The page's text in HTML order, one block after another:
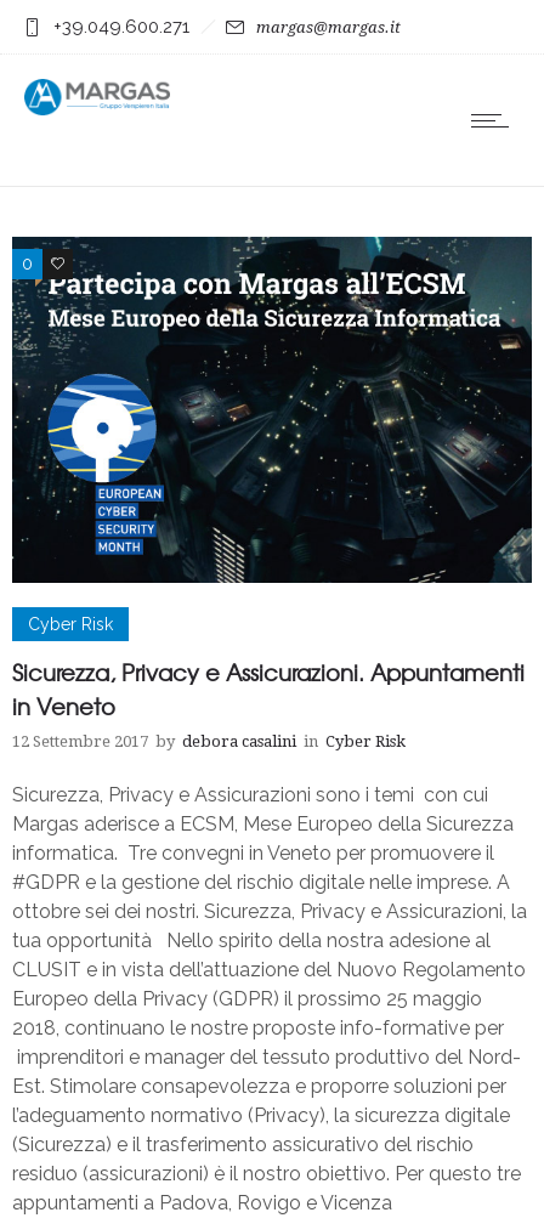
+39.049.600.271 margas@margas.it
0 0
Cyber Risk
Sicurezza, Privacy e Assicurazioni. Appuntamenti
in Veneto
12 Settembre 2017 by debora casalini in Cyber Risk
Sicurezza, Privacy e Assicurazioni sono i temi con cui
Margas aderisce a ECSM, Mese Europeo della Sicurezza
informatica. Tre convegni in Veneto per promuovere il
#GDPR e la gestione del rischio digitale nelle imprese. A
ottobre sei dei nostri. Sicurezza, Privacy e Assicurazioni, la
tua opportunità Nello spirito della nostra adesione al
CLUSIT e in vista dell’attuazione del Nuovo Regolamento
Europeo della Privacy (GDPR) il prossimo 25 maggio
2018, continuano le nostre proposte info-formative per
imprenditori e manager del tessuto produttivo del Nord-
Est. Stimolare consapevolezza e proporre soluzioni per
l’adeguamento normativo (Privacy), la sicurezza digitale
(Sicurezza) e il trasferimento assicurativo del rischio
residuo (assicurazioni) è il nostro obiettivo. Per questo tre
appuntamenti a Padova, Rovigo e Vicenza